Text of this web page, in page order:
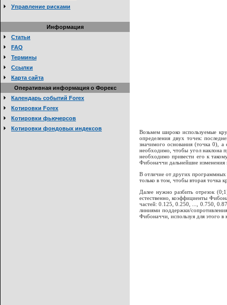
Управление рисками
Информация
Статьи
FAQ
Термины
Ссылки
Карта сайта
Оперативная информация о Форекс
Календарь событий Forex
Котировки Forex
Котировки фьючерсов
Котировки фондовых индексов
Возьмем широко используемые
определения двух точек:
значимого основания (точка 0),
необходимо, чтобы угол наклона
необходимо привести его к
Фибоначчи дальнейшие изменения
В отличие от других
только в том, чтобы вторая точка
Далее нужно разбить отрезок
естественно, коэффициенты
частей: 0.125, 0.250, ..., 0.750,
линиями поддержки/
Фибоначчи, используя для этого в